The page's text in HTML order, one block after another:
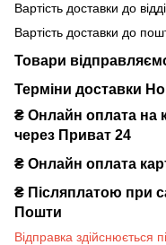
Вартість доставки до
Вартість доставки до
Товари
Терміни доставки
₴ Онлайн оплата на
через Приват 24
₴ Онлайн оплата
₴ Післяплатою при
Пошти
Відправка здійснюється